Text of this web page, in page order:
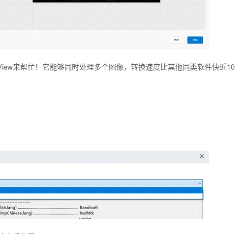
来帮忙！它能够同时处理多个图像，转换速度比其他同类软件快近10